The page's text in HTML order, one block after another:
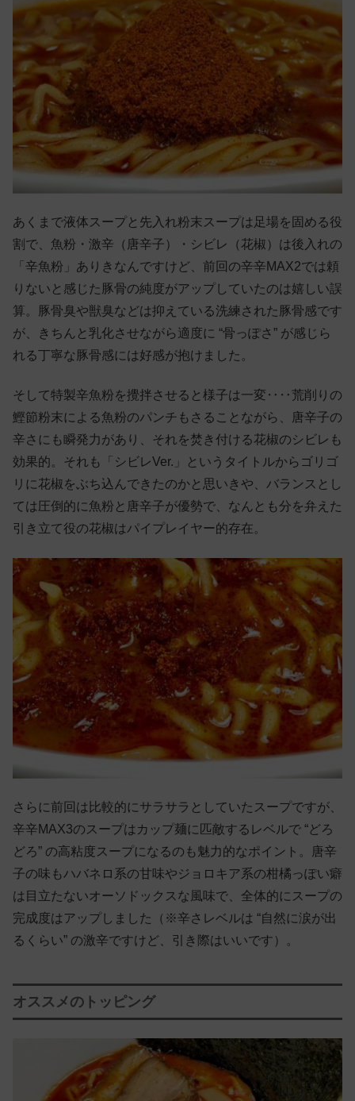
あくまで液体スープと先入れ粉末スープは足場を固める役
割で、魚粉・激辛（唐辛子）・シビレ（花椒）は後入れの
「辛魚粉」ありきなんですけど、前回の辛辛MAX2では頼
りないと感じた豚骨の純度がアップしていたのは嬉しい誤
算。豚骨臭や獣臭などは抑えている洗練された豚骨感です
が、きちんと乳化させながら適度に “骨っぽさ” が感じら
れる丁寧な豚骨感には好感が抱けました。
そして特製辛魚粉を攪拌させると様子は一変‥‥荒削りの
鰹節粉末による魚粉のパンチもさることながら、唐辛子の
辛さにも瞬発力があり、それを焚き付ける花椒のシビレも
効果的。それも「シビレVer.」というタイトルからゴリゴ
リに花椒をぶち込んできたのかと思いきや、バランスとし
ては圧倒的に魚粉と唐辛子が優勢で、なんとも分を弁えた
引き立て役の花椒はパイプレイヤー的存在。
さらに前回は比較的にサラサラとしていたスープですが、
辛辛MAX3のスープはカップ麺に匹敵するレベルで “どろ
どろ” の高粘度スープになるのも魅力的なポイント。唐辛
子の味もハバネロ系の甘味やジョロキア系の柑橘っぽい癖
は目立たないオーソドックスな風味で、全体的にスープの
完成度はアップしました（※辛さレベルは “自然に涙が出
るくらい” の激辛ですけど、引き際はいいです）。
オススメのトッピング